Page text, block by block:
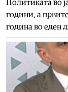
Политиката во
години, а
година во еден